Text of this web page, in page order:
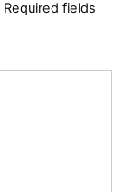
Required fields